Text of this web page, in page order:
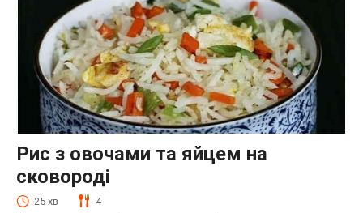
Рис з овочами та яйцем на
сковороді
25 хв 4